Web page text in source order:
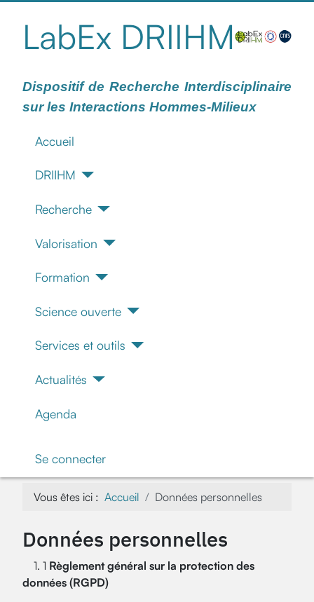
LabEx DRIIHM
Dispositif de Recherche Interdisciplinaire
sur les Interactions Hommes-Milieux
Accueil
DRIIHM
Recherche
Valorisation
Formation
Science ouverte
Services et outils
Actualités
Agenda
Se connecter
Vous êtes ici : Accueil Données personnelles
Données personnelles
1. 1 Règlement général sur la protection des
données (RGPD)